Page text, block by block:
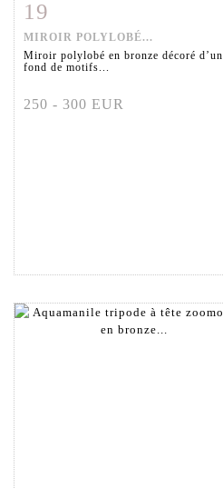
19
MIROIR POLYLOBÉ...
Miroir polylobé en bronze décoré d’un
fond de motifs...
250 - 300 EUR